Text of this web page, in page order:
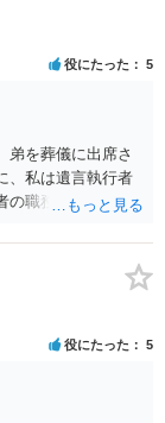
役にたった 5
弟を葬儀に出席さ
、私は遺言執行者
の職務）を知らせ
。 そもそも、そう
額の通知、公正証
があればそれへの
役にたった 5